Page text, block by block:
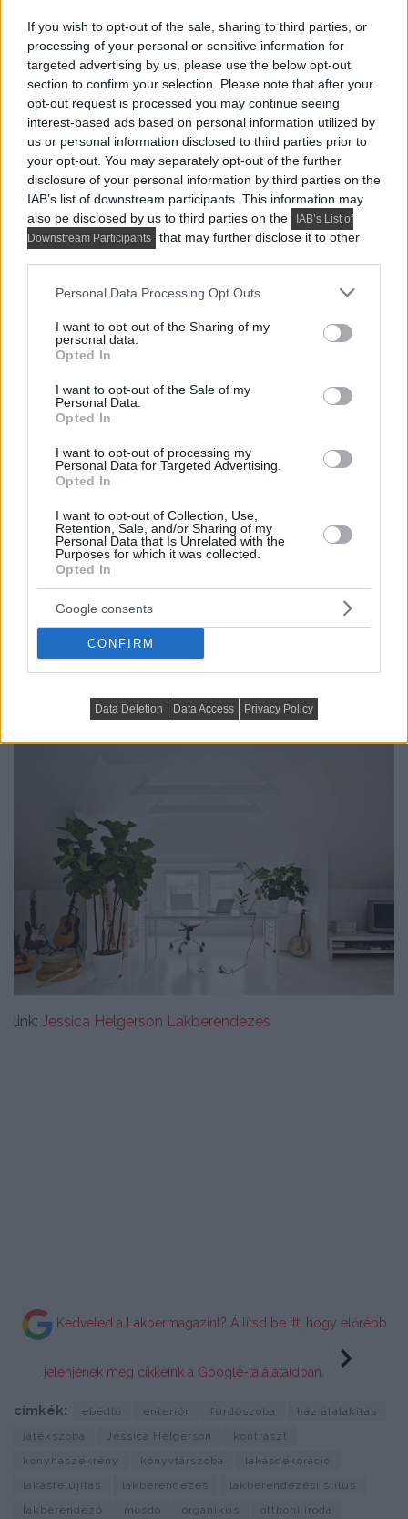
If you wish to opt-out of the sale, sharing to third parties, or
processing of your personal or sensitive information for
targeted advertising by us, please use the below opt-out
section to confirm your selection. Please note that after your
opt-out request is processed you may continue seeing
interest-based ads based on personal information utilized by
us or personal information disclosed to third parties prior to
your opt-out. You may separately opt-out of the further
disclosure of your personal information by third parties on the
IAB’s list of downstream participants. This information may
also be disclosed by us to third parties on the
IAB’s List of
Downstream Participants
that may further disclose it to other
Please note that this website/app uses one or more Google
not limited to your visit or usage behaviour. You may click to
grant or deny consent to Google and its third-party tags to
use your data for below specified purposes in below Google
consent section.
Personal Data Processing Opt Outs
I want to opt-out of the Sharing of my
personal data.
Opted In
I want to opt-out of the Sale of my
Personal Data.
Opted In
I want to opt-out of processing my
Personal Data for Targeted Advertising.
Opted In
I want to opt-out of Collection, Use,
Retention, Sale, and/or Sharing of my
Personal Data that Is Unrelated with the
Purposes for which it was collected.
Opted In
Google consents
CONFIRM
Data Deletion Data Access Privacy Policy
A polcokat ugyanolyan színűre festve mint a falon a
tapéta, nagyon kellemes összhangot teremtett a
lakberendező.
link: Jessica Helgerson Lakberendezés
Kedveled a Lakbermagazint? Állítsd be itt, hogy előrébb
jelenjenek meg cikkeink a Google-találataidban.
címkék: ebédlő enteriőr fürdőszoba
ház átalakítás
játékszoba
Jessica Helgerson
kontraszt
konyhaszekrény
könyvtárszoba
lakásdekoráció
lakásfelújítás
lakberendezés
lakberendezési stílus
lakberendező
mosdó organikus
otthoni iroda